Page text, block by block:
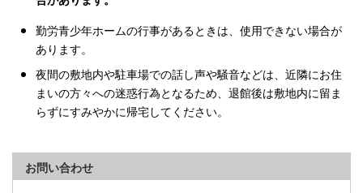
勤労青少年ホームの行事があるときは、使用できない場合が
あります。
夜間の敷地内や駐車場での話し声や騒音などは、近隣にお住
まいの方々への迷惑行為となるため、退館後は敷地内に留ま
らずにすみやかに帰宅してください。
お問い合わせ